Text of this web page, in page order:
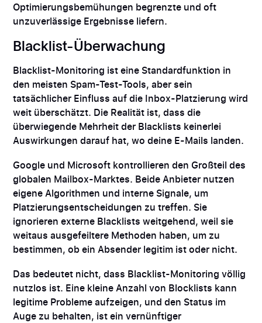
Optimierungsbemühungen begrenzte und oft
unzuverlässige Ergebnisse liefern.
Blacklist-Überwachung
Blacklist-Monitoring ist eine Standardfunktion in
den meisten Spam-Test-Tools, aber sein
tatsächlicher Einfluss auf die Inbox-Platzierung wird
weit überschätzt. Die Realität ist, dass die
überwiegende Mehrheit der Blacklists keinerlei
Auswirkungen darauf hat, wo deine E-Mails landen.
Google und Microsoft kontrollieren den Großteil des
globalen Mailbox-Marktes. Beide Anbieter nutzen
eigene Algorithmen und interne Signale, um
Platzierungsentscheidungen zu treffen. Sie
ignorieren externe Blacklists weitgehend, weil sie
weitaus ausgefeiltere Methoden haben, um zu
bestimmen, ob ein Absender legitim ist oder nicht.
Das bedeutet nicht, dass Blacklist-Monitoring völlig
nutzlos ist. Eine kleine Anzahl von Blocklists kann
legitime Probleme aufzeigen, und den Status im
Auge zu behalten, ist ein vernünftiger